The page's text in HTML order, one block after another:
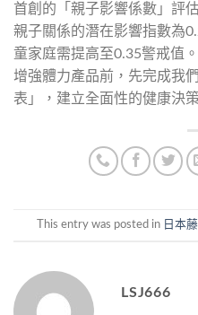
首創的「親子影響係數」評
親子關係的潛在影響指數為
童家庭需提高至0.35警戒值
增強體力產品前，先完成我
表」，建立全面性的健康決
This entry was posted in 日本
LSJ666